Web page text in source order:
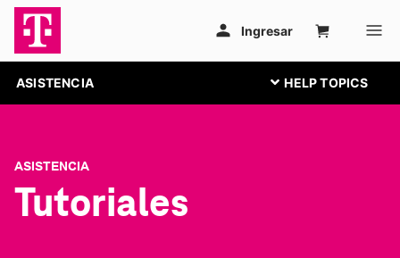
ASISTENCIA
ASISTENCIA
Tutoriales